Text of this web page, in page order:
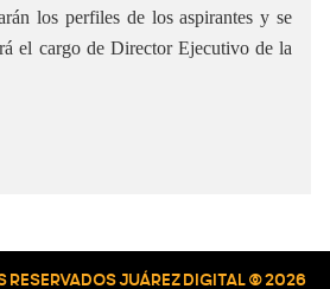
los perfiles de los aspirantes y se
el cargo de Director Ejecutivo de la
RESERVADOS JUÁREZ DIGITAL © 2026